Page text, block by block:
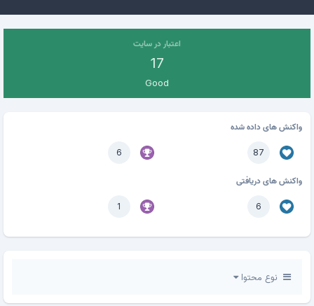
اعتبار در سایت
17
Good
واکنش های داده شده
87
6
واکنش های دریافتی
6
نوع محتوا